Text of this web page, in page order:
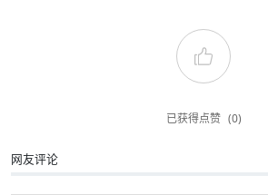
已获得点赞 (0)
网友评论